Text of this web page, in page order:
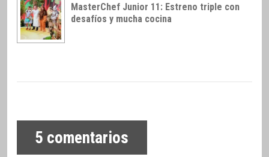
MasterChef Junior 11: Estreno triple con
desafíos y mucha cocina
5 comentarios